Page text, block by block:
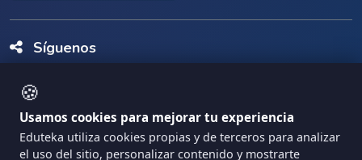
🍪
Usamos cookies para mejorar tu experiencia
Eduteka utiliza cookies propias y de terceros para analizar
el uso del sitio, personalizar contenido y mostrarte
Síguenos